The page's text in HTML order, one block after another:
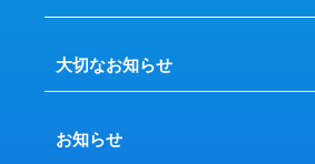
大切なお知らせ
お知らせ